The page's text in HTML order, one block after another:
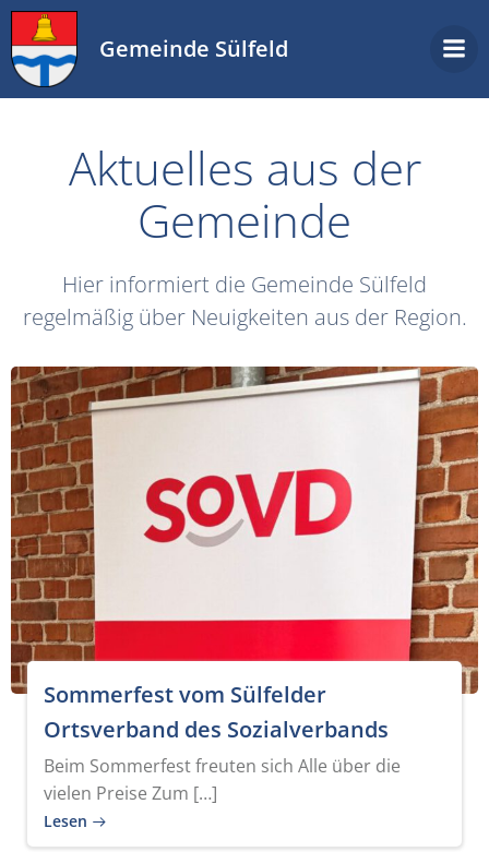
Inhalt
springen
Gemeinde Sülfeld
Aktuelles aus der
Gemeinde
Hier informiert die Gemeinde Sülfeld
regelmäßig über Neuigkeiten aus der Region.
Sommerfest vom Sülfelder
Ortsverband des Sozialverbands
Beim Sommerfest freuten sich Alle über die
vielen Preise Zum […]
Lesen